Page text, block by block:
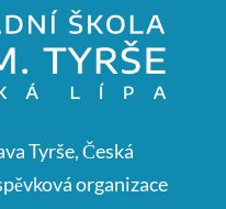
Tyrše, Česká
organizace